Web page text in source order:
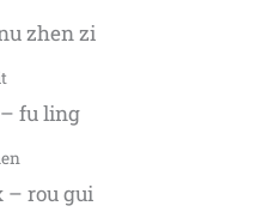
zhen zi
fu ling
– rou gui